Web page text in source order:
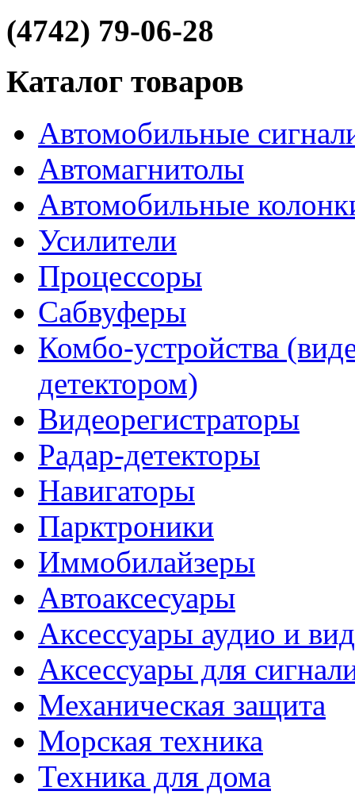
(4742) 79-06-28
Каталог товаров
Автомобильные
Автомагнитолы
Автомобильные
Усилители
Процессоры
Сабвуферы
Комбо-устройства
детектором)
Видеорегистраторы
Радар-детекторы
Навигаторы
Парктроники
Иммобилайзеры
Автоаксесуары
Аксессуары аудио и
Аксессуары для
Механическая защита
Морская техника
Техника для дома